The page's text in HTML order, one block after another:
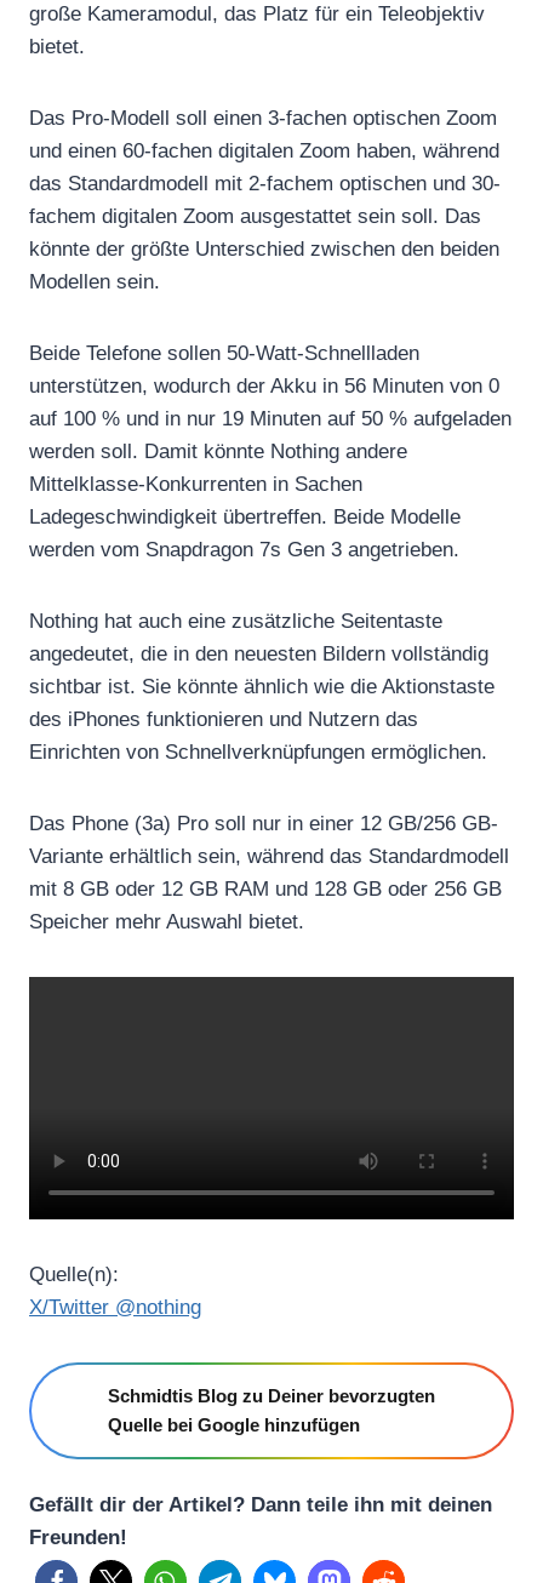
große Kameramodul, das Platz für ein Teleobjektiv
bietet.
Das Pro-Modell soll einen 3-fachen optischen Zoom
und einen 60-fachen digitalen Zoom haben, während
das Standardmodell mit 2-fachem optischen und 30-
fachem digitalen Zoom ausgestattet sein soll. Das
könnte der größte Unterschied zwischen den beiden
Modellen sein.
Beide Telefone sollen 50-Watt-Schnellladen
unterstützen, wodurch der Akku in 56 Minuten von 0
auf 100 % und in nur 19 Minuten auf 50 % aufgeladen
werden soll. Damit könnte Nothing andere
Mittelklasse-Konkurrenten in Sachen
Ladegeschwindigkeit übertreffen. Beide Modelle
werden vom Snapdragon 7s Gen 3 angetrieben.
Nothing hat auch eine zusätzliche Seitentaste
angedeutet, die in den neuesten Bildern vollständig
sichtbar ist. Sie könnte ähnlich wie die Aktionstaste
des iPhones funktionieren und Nutzern das
Einrichten von Schnellverknüpfungen ermöglichen.
Das Phone (3a) Pro soll nur in einer 12 GB/256 GB-
Variante erhältlich sein, während das Standardmodell
mit 8 GB oder 12 GB RAM und 128 GB oder 256 GB
Speicher mehr Auswahl bietet.
Quelle(n):
X/Twitter @nothing
Schmidtis Blog zu Deiner bevorzugten
Quelle bei Google hinzufügen
Gefällt dir der Artikel? Dann teile ihn mit deinen
Freunden!